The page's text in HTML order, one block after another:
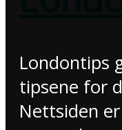
Londontips
tipsene for
Nettsiden